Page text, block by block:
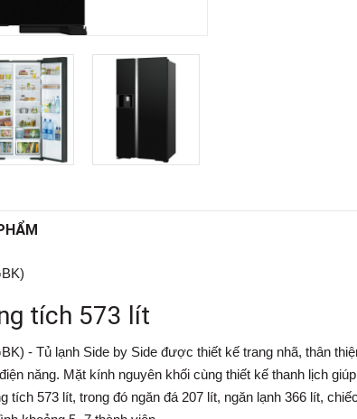
tích 573 lít
- Tủ lạnh Side by Side được thiết kế trang nhã, thân
năng. Mặt kính nguyên khối cùng thiết kế thanh lịch giúp
tích 573 lít, trong đó ngăn đá 207 lít, ngăn lạnh 366 lít,